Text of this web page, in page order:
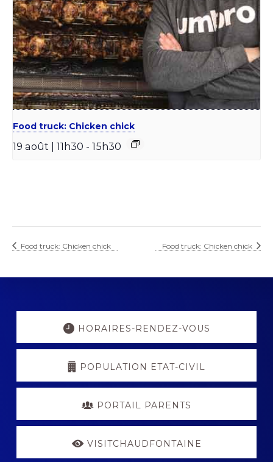
Food truck: Chicken chick
19 août | 11h30 - 15h30
Food truck: Chicken chick Food truck: Chicken chick
Explore
HORAIRES-RENDEZ-VOUS
POPULATION ETAT-CIVIL
PORTAIL PARENTS
VISITCHAUDFONTAINE